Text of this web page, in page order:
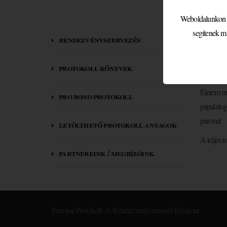
rendezvényszervezés
protokoll könyvek
pro bono protokoll
letölthető protokoll anyagok
partnereink / megbízóink
Életem
párosul.
A teljes
Weboldalunkon
segítenek